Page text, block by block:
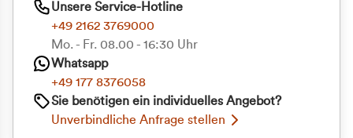
Unsere Service-Hotline
+49 2162 3769000
Mo. - Fr. 08.00 - 16:30 Uhr
Whatsapp
+49 177 8376058
Sie benötigen ein individuelles Angebot?
Unverbindliche Anfrage stellen